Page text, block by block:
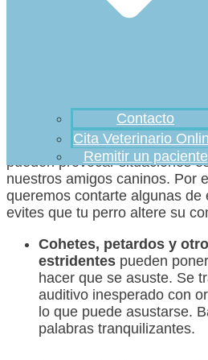
Contacto
Cita Veterinario
Remitir un paciente
Seguro que en más de una
eso de que los perros también
Así es, totalmente cierto.
pueden provocar situaciones
nuestros amigos caninos. Por
queremos contarte algunas de
evites que tu perro altere su
Cohetes, petardos y
estridentes pueden
hacer que se asuste. Se
auditivo inesperado con
lo que puede asustarse.
palabras tranquilizantes.